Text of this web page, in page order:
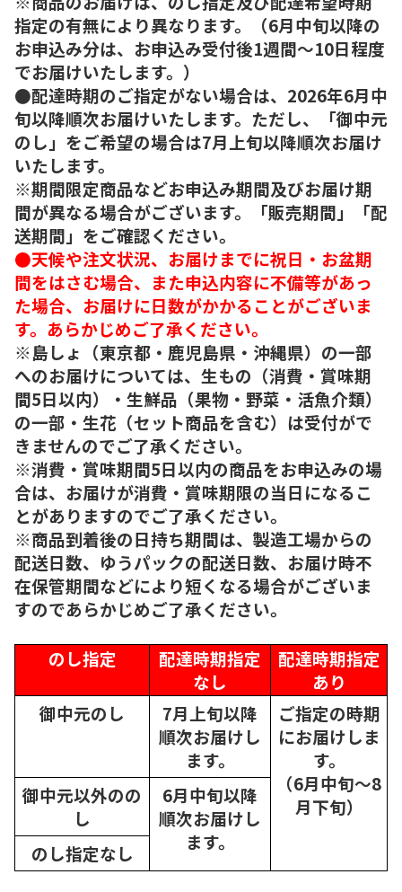
指定の有無により異なります。（6月中旬以降の
お申込み分は、お申込み受付後1週間～10日程度
でお届けいたします。）
●配達時期のご指定がない場合は、2026年6月中
旬以降順次お届けいたします。ただし、「御中元
のし」をご希望の場合は7月上旬以降順次お届け
いたします。
※期間限定商品などお申込み期間及びお届け期
間が異なる場合がございます。「販売期間」「配
送期間」をご確認ください。
●天候や注文状況、お届けまでに祝日・お盆期
間をはさむ場合、また申込内容に不備等があっ
た場合、お届けに日数がかかることがございま
す。あらかじめご了承ください。
※島しょ（東京都・鹿児島県・沖縄県）の一部
へのお届けについては、生もの（消費・賞味期
間5日以内）・生鮮品（果物・野菜・活魚介類）
の一部・生花（セット商品を含む）は受付がで
きませんのでご了承ください。
※消費・賞味期間5日以内の商品をお申込みの場
合は、お届けが消費・賞味期限の当日になるこ
とがありますのでご了承ください。
※商品到着後の日持ち期間は、製造工場からの
配送日数、ゆうパックの配送日数、お届け時不
在保管期間などにより短くなる場合がございま
すのであらかじめご了承ください。
のし指定
配達時期指定
なし
配達時期指定
あり
御中元のし
7月上旬以降
順次お届けし
ます。
ご指定の時期
にお届けしま
す。
（6月中旬～8
月下旬）
御中元以外のの
し
6月中旬以降
順次お届けし
ます。
のし指定なし